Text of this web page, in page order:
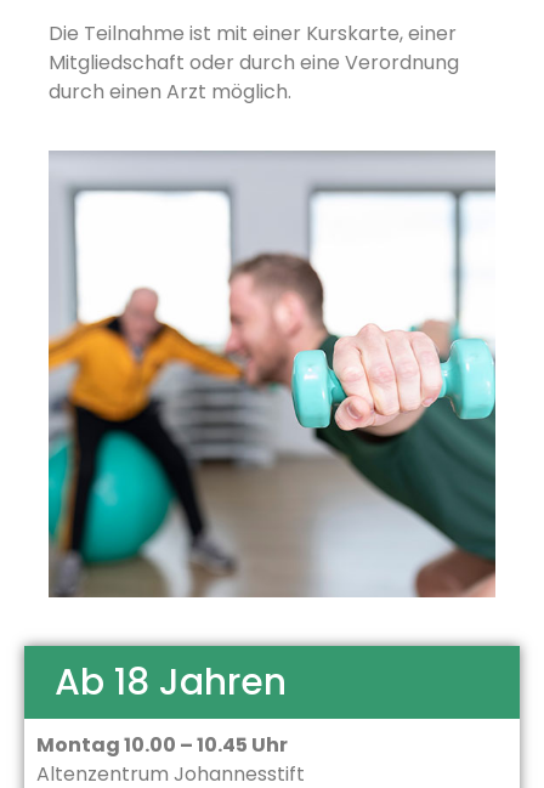
Die Teilnahme ist mit einer Kurskarte, einer
Mitgliedschaft oder durch eine Verordnung
durch einen Arzt möglich.
Ab 18 Jahren
Montag 10.00 – 10.45 Uhr
Altenzentrum Johannesstift